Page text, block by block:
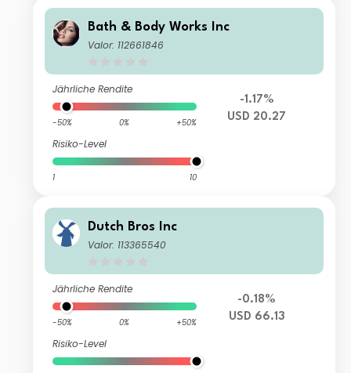
Bath & Body Works Inc
Valor: 112661846
Jährliche Rendite
-50% 0% +50%
Risiko-Level
1 10
-1.17%
USD 20.27
Dutch Bros Inc
Valor: 113365540
Jährliche Rendite
-50% 0% +50%
Risiko-Level
-0.18%
USD 66.13